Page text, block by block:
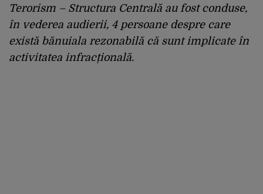
Terorism – Structura Centrală au fost conduse,
în vederea audierii, 4 persoane despre care
există bănuiala rezonabilă că sunt implicate în
activitatea infracțională.